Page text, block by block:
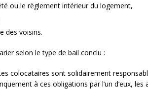
ou le règlement intérieur du logement,
des voisins.
selon le type de bail conclu :
colocataires sont solidairement
à ces obligations par l’un d’eux,